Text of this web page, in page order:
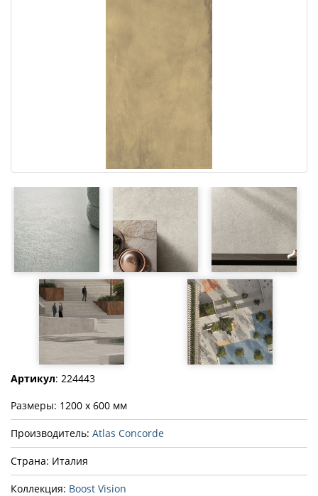
Артикул: 224443
Размеры: 1200 x 600 мм
Производитель: Atlas Concorde
Страна: Италия
Коллекция: Boost Vision